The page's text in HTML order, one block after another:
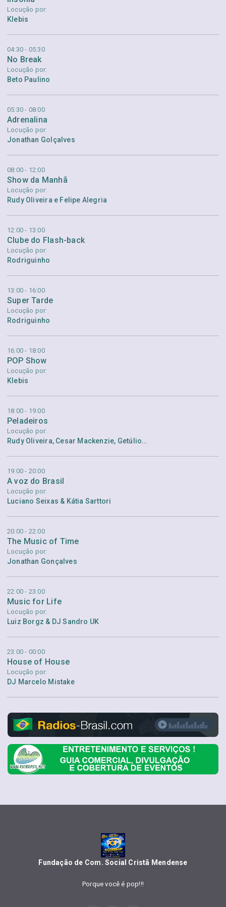
Locução por:
Klebis
04:30 - 05:30
No Break
Locução por:
Beto Paulino
05:30 - 08:00
Adrenalina
Locução por:
Jonathan Golçalves
08:00 - 12:00
Show da Manhã
Locução por:
Rudy Oliveira e Felipe Alegria
12:00 - 13:00
Clube do Flash-back
Locução por:
Rodriguinho
13:00 - 16:00
Super Tarde
Locução por:
Rodriguinho
16:00 - 18:00
POP Show
Locução por:
Klebis
18:00 - 19:00
Peladeiros
Locução por:
Rudy Oliveira, Cesar Mackenzie, Getúlio Oliveira e Sérgio Zubelli
19:00 - 20:00
A voz do Brasil
Locução por:
Luciano Seixas & Kátia Sarttori
20:00 - 22:00
The Music of Time
Locução por:
Jonathan Gonçalves
22:00 - 23:00
Music for Life
Locução por:
Luiz Borgz & DJ Sandro UK
23:00 - 00:00
House of House
Locução por:
DJ Marcelo Mistake
Fundação de Com. Social Cristã Mendense
Porque você é pop!!!